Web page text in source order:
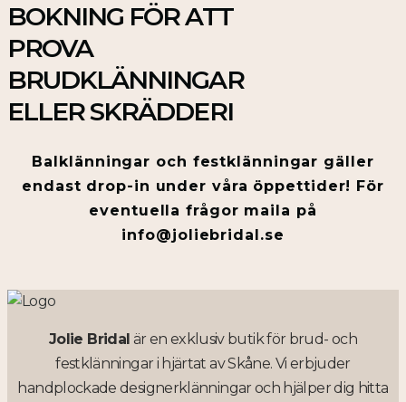
BOKNING FÖR ATT
PROVA
BRUDKLÄNNINGAR
ELLER SKRÄDDERI
Balklänningar och festklänningar gäller
endast drop-in under våra öppettider! För
eventuella frågor maila på
info@joliebridal.se
Jolie Bridal är en exklusiv butik för brud- och
festklänningar i hjärtat av Skåne. Vi erbjuder
handplockade designerklänningar och hjälper dig hitta